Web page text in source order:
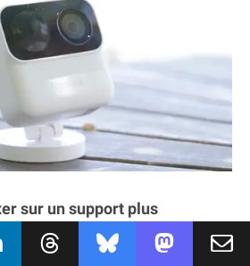
sur un support plus
dans toutes les directions,
. Du coup, on peut quand-